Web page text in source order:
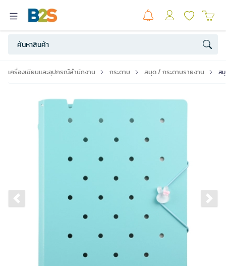
เครื่องเขียนและอุปกรณ์สำนักงาน กระดาษ สมุด / กระดาษรายงาน ส
Previous slide